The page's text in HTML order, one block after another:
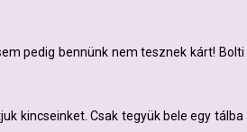
pedig bennünk nem tesznek kárt!
kincseinket. Csak tegyük bele egy